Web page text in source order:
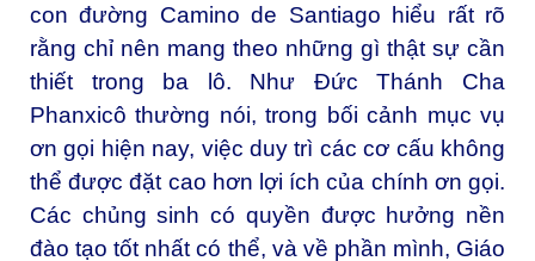
con đường Camino de Santiago hiểu rất rõ
rằng chỉ nên mang theo những gì thật sự cần
thiết trong ba lô. Như Đức Thánh Cha
Phanxicô thường nói, trong bối cảnh mục vụ
ơn gọi hiện nay, việc duy trì các cơ cấu không
thể được đặt cao hơn lợi ích của chính ơn gọi.
Các chủng sinh có quyền được hưởng nền
đào tạo tốt nhất có thể, và về phần mình, Giáo